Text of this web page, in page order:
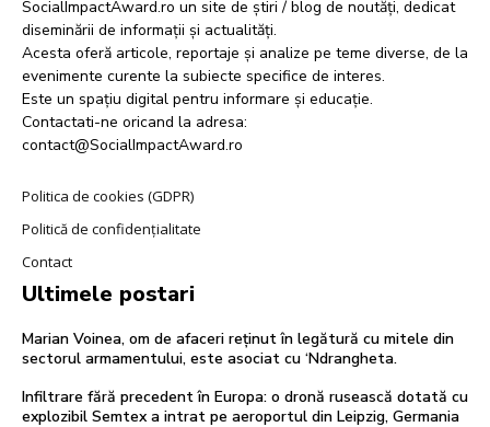
SocialImpactAward.ro un site de știri / blog de noutăți, dedicat
diseminării de informații și actualități.
Acesta oferă articole, reportaje și analize pe teme diverse, de la
evenimente curente la subiecte specifice de interes.
Este un spațiu digital pentru informare și educație.
Contactati-ne oricand la adresa:
contact@SocialImpactAward.ro
Politica de cookies (GDPR)
Politică de confidențialitate
Contact
Ultimele postari
Marian Voinea, om de afaceri reținut în legătură cu mitele din
sectorul armamentului, este asociat cu ‘Ndrangheta.
Infiltrare fără precedent în Europa: o dronă rusească dotată cu
explozibil Semtex a intrat pe aeroportul din Leipzig, Germania